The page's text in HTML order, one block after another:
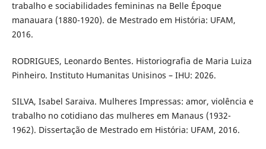
trabalho e sociabilidades femininas na Belle Époque
manauara (1880-1920). de Mestrado em História: UFAM,
2016.
RODRIGUES, Leonardo Bentes. Historiografia de Maria Luiza
Pinheiro. Instituto Humanitas Unisinos – IHU: 2026.
SILVA, Isabel Saraiva. Mulheres Impressas: amor, violência e
trabalho no cotidiano das mulheres em Manaus (1932-
1962). Dissertação de Mestrado em História: UFAM, 2016.